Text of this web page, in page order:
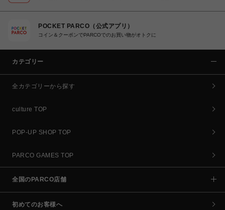
POCKET PARCO（公式アプリ）
コイン＆クーポンでPARCOでのお買い物がオトクに
カテゴリー
全カテゴリーから探す
culture TOP
POP-UP SHOP TOP
PARCO GAMES TOP
全国のPARCO店舗
初めてのお客様へ